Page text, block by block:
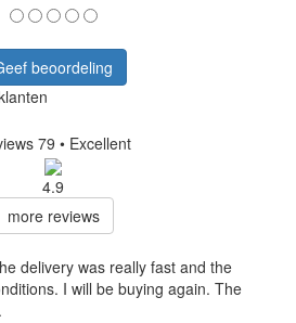
beoordeling
79 • Excellent
4.9
more reviews
delivery was really fast and the
I will be buying again. The